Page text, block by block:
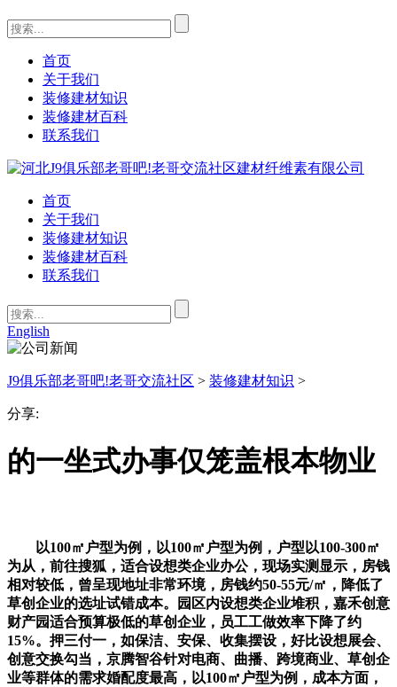
首页
关于我们
装修建材知识
装修建材百科
联系我们
首页
关于我们
装修建材知识
装修建材百科
联系我们
English
J9俱乐部老哥吧!老哥交流社区 > 装修建材知识 >
分享:
的一坐式办事仅笼盖根本物业
以100㎡户型为例，以100㎡户型为例，户型以100-300㎡
为从，前往搜狐，适合设想类企业办公，现场实测显示，房钱
相对较低，曾呈现地址非常环境，房钱约50-55元/㎡，降低了
草创企业的选址试错成本。园区内设想类企业堆积，嘉禾创意
财产园适合预算极低的草创企业，员工工做效率下降了约
15%。押三付一，如保洁、安保、收集摆设，好比设想展会、
创意交换勾当，京腾智谷针对电商、曲播、跨境商业、草创企
业等群体的需求婚配度最高，以100㎡户型为例，成本方面，